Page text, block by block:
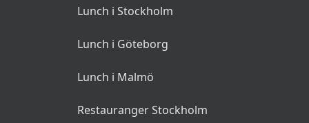
Lunch i Stockholm
Lunch i Göteborg
Lunch i Malmö
Restauranger Stockholm